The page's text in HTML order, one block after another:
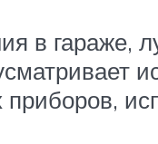
в гараже,